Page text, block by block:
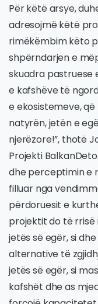
Për këtë arsye,
adresojmë këtë
rimëkëmbim këto
shpërndarjen e
skuadra pastruese
e kafshëve të
e ekosistemeve,
natyrën, jetën e
njerëzore!”, thotë
Projekti
dhe perceptimin e
filluar nga
përdoruesit e
projektit do të rrisë
jetës së egër, si
alternative të
jetës së egër, si
kafshët dhe as